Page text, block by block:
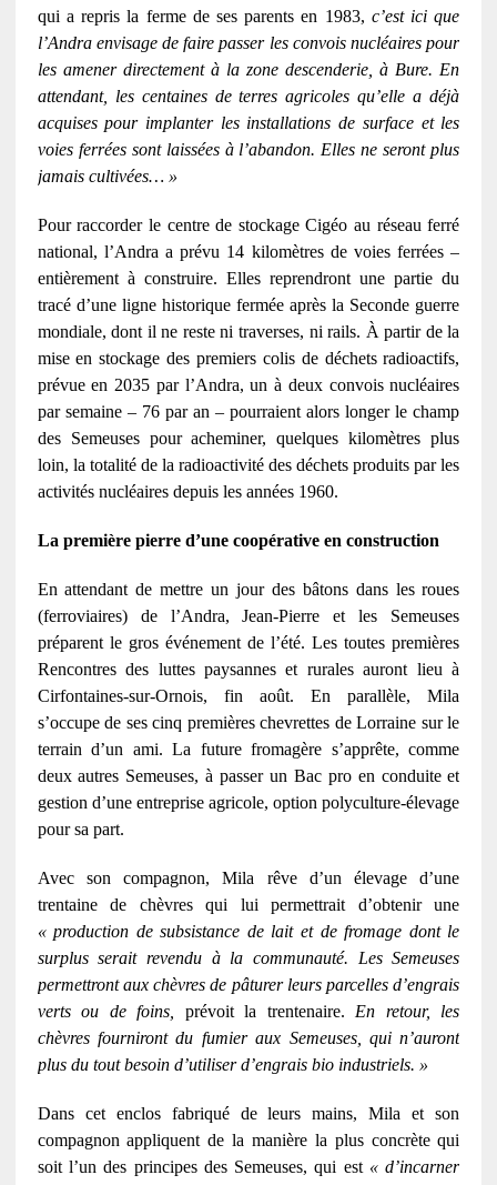
qui a repris la ferme de ses parents en 1983, c’est ici que
l’Andra envisage de faire passer les convois nucléaires pour
les amener directement à la zone descenderie, à Bure. En
attendant, les centaines de terres agricoles qu’elle a déjà
acquises pour implanter les installations de surface et les
voies ferrées sont laissées à l’abandon. Elles ne seront plus
jamais cultivées… »
Pour raccorder le centre de stockage Cigéo au réseau ferré
national, l’Andra a prévu 14 kilomètres de voies ferrées –
entièrement à construire. Elles reprendront une partie du
tracé d’une ligne historique fermée après la Seconde guerre
mondiale, dont il ne reste ni traverses, ni rails. À partir de la
mise en stockage des premiers colis de déchets radioactifs,
prévue en 2035 par l’Andra, un à deux convois nucléaires
par semaine – 76 par an – pourraient alors longer le champ
des Semeuses pour acheminer, quelques kilomètres plus
loin, la totalité de la radioactivité des déchets produits par les
activités nucléaires depuis les années 1960.
La première pierre d’une coopérative en construction
En attendant de mettre un jour des bâtons dans les roues
(ferroviaires) de l’Andra, Jean-Pierre et les Semeuses
préparent le gros événement de l’été. Les toutes premières
Rencontres des luttes paysannes et rurales auront lieu à
Cirfontaines-sur-Ornois, fin août. En parallèle, Mila
s’occupe de ses cinq premières chevrettes de Lorraine sur le
terrain d’un ami. La future fromagère s’apprête, comme
deux autres Semeuses, à passer un Bac pro en conduite et
gestion d’une entreprise agricole, option polyculture-élevage
pour sa part.
Avec son compagnon, Mila rêve d’un élevage d’une
trentaine de chèvres qui lui permettrait d’obtenir une
« production de subsistance de lait et de fromage dont le
surplus serait revendu à la communauté. Les Semeuses
permettront aux chèvres de pâturer leurs parcelles d’engrais
verts ou de foins,
prévoit la trentenaire. En retour, les
chèvres fourniront du fumier aux Semeuses, qui n’auront
plus du tout besoin d’utiliser d’engrais bio industriels. »
Dans cet enclos fabriqué de leurs mains, Mila et son
compagnon appliquent de la manière la plus concrète qui
soit l’un des principes des Semeuses, qui est « d’incarner